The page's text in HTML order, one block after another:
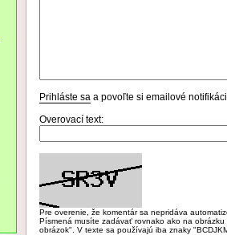
Prihláste sa a povoľte si emailové
Overovací text:
Pre overenie, že komentár sa nepridáva
Písmená musíte zadávať rovnako ako na
obrázok". V texte sa používajú iba znaky